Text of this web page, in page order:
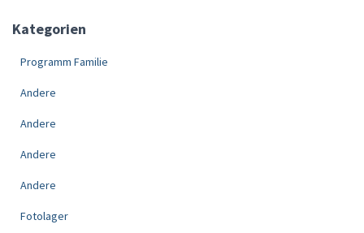
Kategorien
Programm Familie
Andere
Andere
Andere
Andere
Fotolager